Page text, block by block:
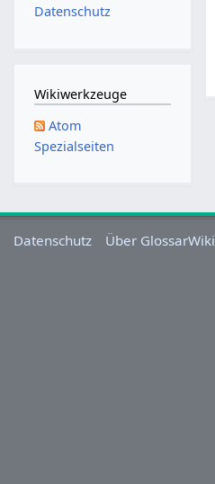
Datenschutz
Wikiwerkzeuge
Atom
Spezialseiten
Datenschutz Über GlossarWiki